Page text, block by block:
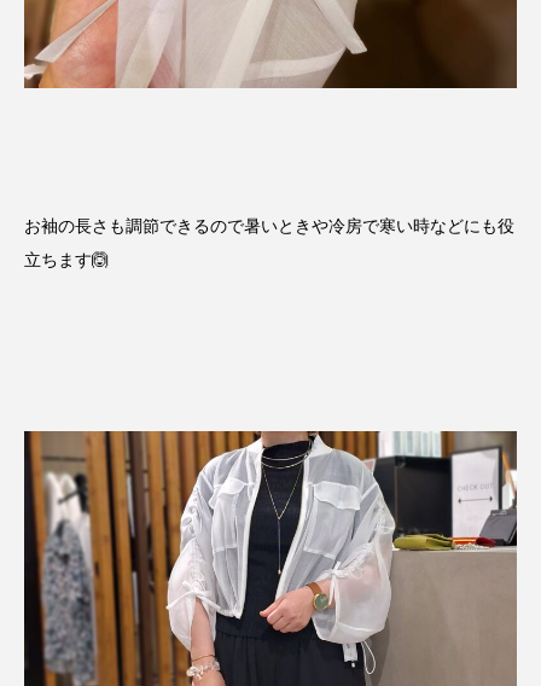
お袖の長さも調節できるので暑いときや冷房で寒い時などにも役
立ちます🙆